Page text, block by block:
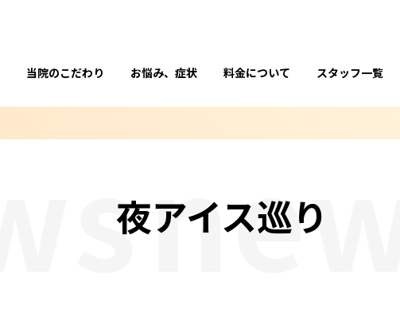
当院のこだわり お悩み、症状 料金について スタッフ一覧
夜アイス巡り